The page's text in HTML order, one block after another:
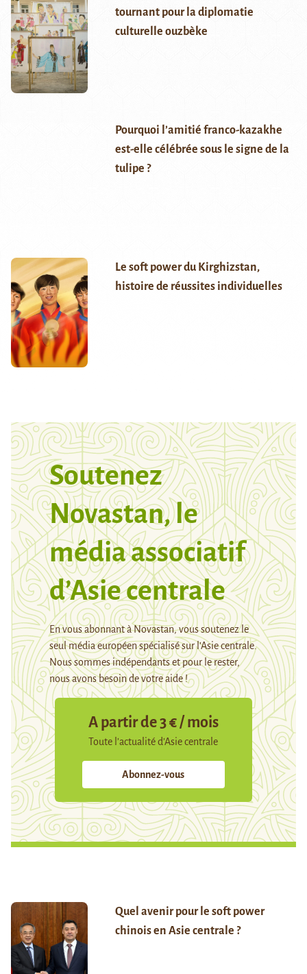
tournant pour la diplomatie
culturelle ouzbèke
Pourquoi l’amitié franco-kazakhe
est-elle célébrée sous le signe de la
tulipe ?
Le soft power du Kirghizstan,
histoire de réussites individuelles
Soutenez
Novastan, le
média associatif
d’Asie centrale
En vous abonnant à Novastan, vous soutenez le
seul média européen spécialisé sur l’Asie centrale.
Nous sommes indépendants et pour le rester,
nous avons besoin de votre aide !
A partir de 3 € / mois
Toute l’actualité d’Asie centrale
Abonnez-vous
Quel avenir pour le soft power
chinois en Asie centrale ?